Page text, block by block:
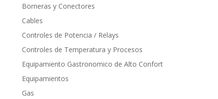
Borneras y Conectores
Cables
Controles de Potencia / Relays
Controles de Temperatura y Procesos
Equipamiento Gastronomico de Alto Confort
Equipamientos
Gas